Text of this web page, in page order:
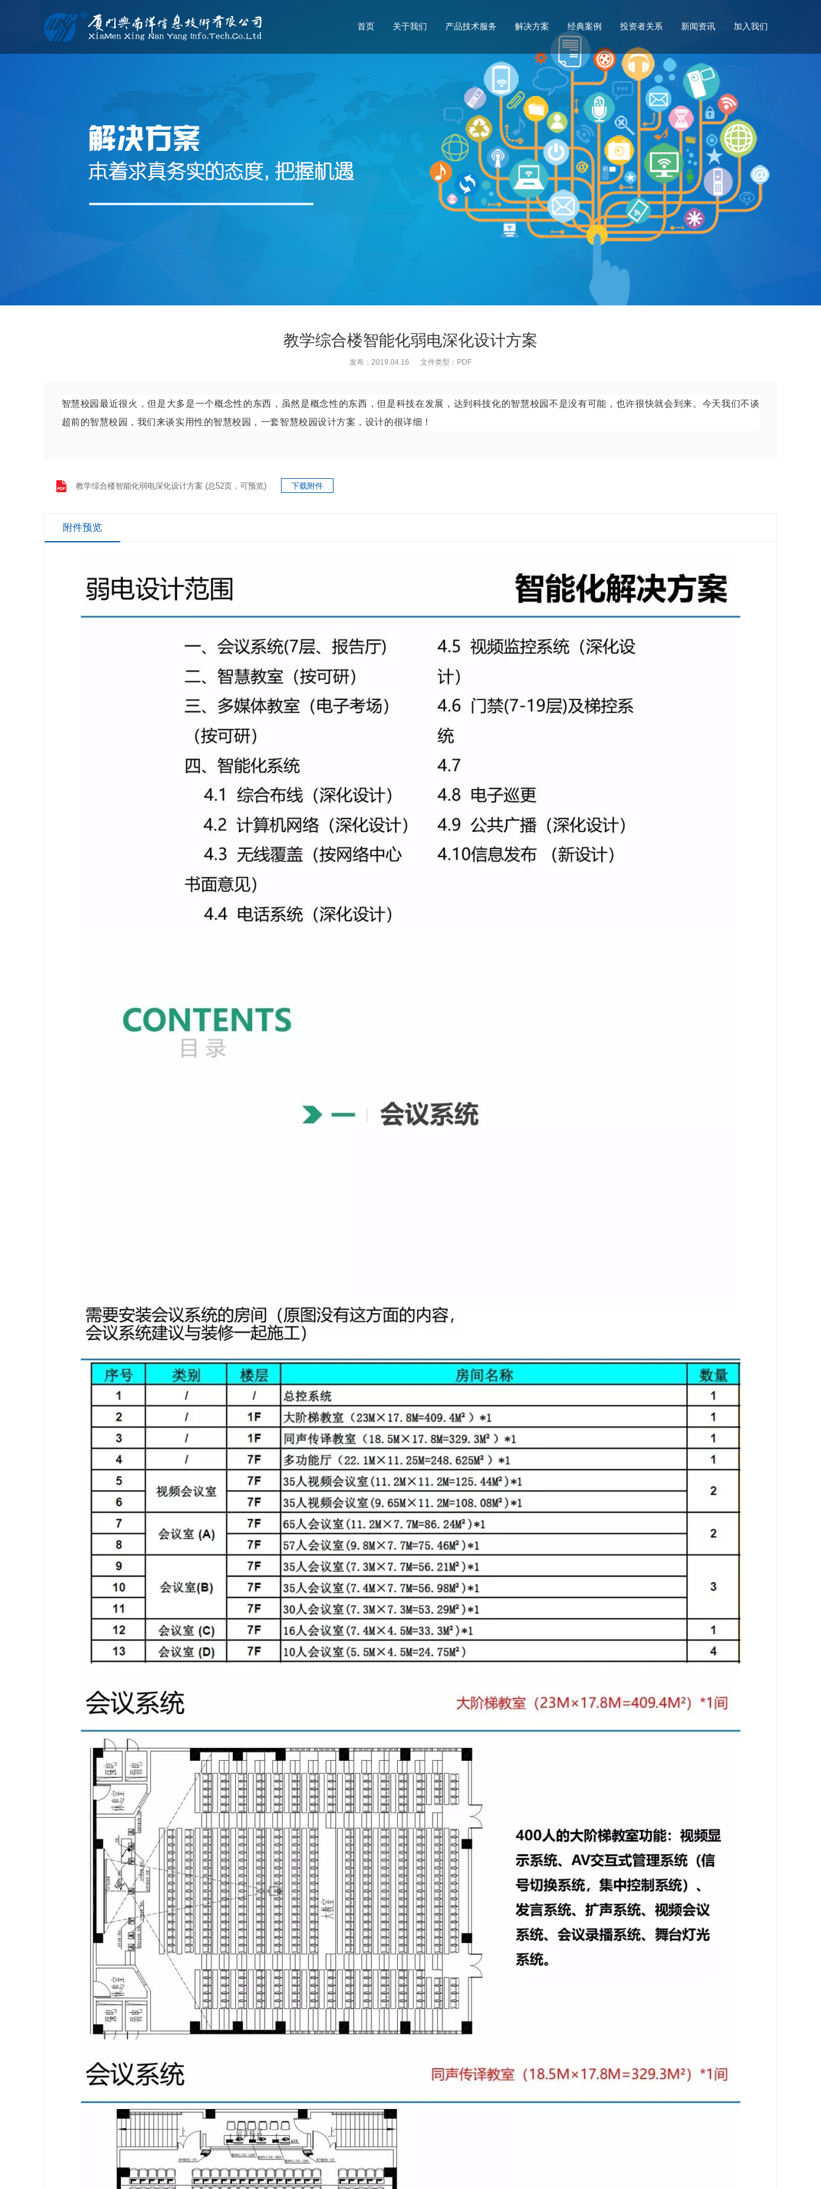
首页 关于我们 产品技术服务 解决方案 经典案例 投资者关系 新闻资讯 加入我们
教学综合楼智能化弱电深化设计方案
发布：2019.04.16 文件类型：PDF
智慧校园最近很火，但是大多是一个概念性的东西，虽然是概念性的东西，但是科技在发展，达到科技化的智慧校园不是没有可能，也许很快就会到来。今天我们不谈
超前的智慧校园，我们来谈实用性的智慧校园，一套智慧校园设计方案，设计的很详细！
教学综合楼智能化弱电深化设计方案 (总52页，可预览) 下载附件
附件预览